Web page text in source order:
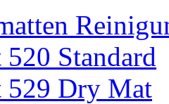
Standard
529 Dry Mat